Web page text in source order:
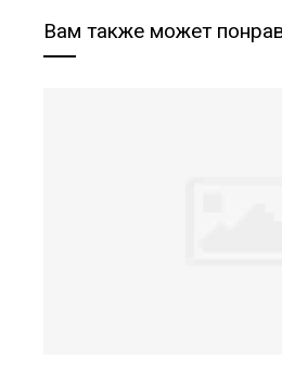
Вам также может